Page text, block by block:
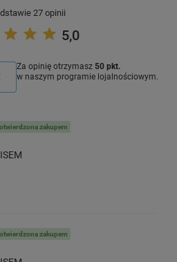
27 opinii
5,0
Za opinię otrzymasz 50 pkt.
w naszym programie lojalnościowym.
zakupem
zakupem